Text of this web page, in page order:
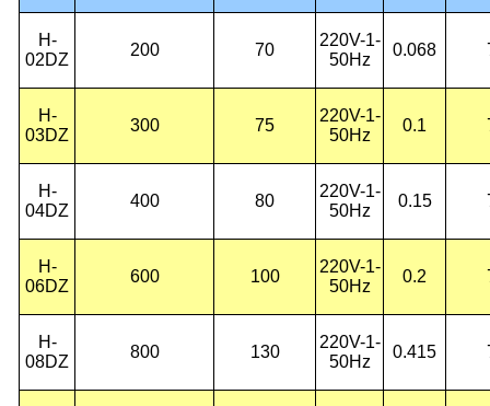
H-
02DZ
200 70
220V-1-
50Hz
0.068
H-
03DZ
300 75
220V-1-
50Hz
0.1
H-
04DZ
400 80
220V-1-
50Hz
0.15
H-
06DZ
600 100
220V-1-
50Hz
0.2
H-
08DZ
800 130
220V-1-
50Hz
0.415